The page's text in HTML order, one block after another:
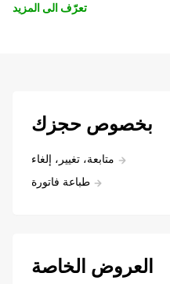
تعرّف الى المزيد
بخصوص حجزك
متابعة، تغيير، إلغاء
طباعة فاتورة
العروض الخاصة